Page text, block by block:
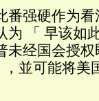
番强硬作为
为 「 早该如
未经国会授
並可能将美